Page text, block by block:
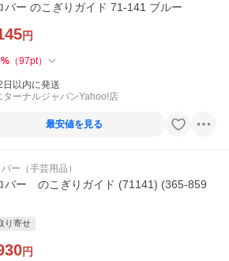
バー のこぎりガイド 71-141 ブルー
円
% （97pt）
日以内に発送
ターナルジャパンYahoo!店
最安値を見る
ー（手芸用品）
バー のこぎりガイド (71141) (365-859
り寄せ
円